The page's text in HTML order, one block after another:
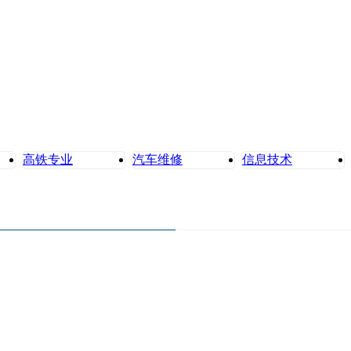
高铁专业 汽车维修 信息技术